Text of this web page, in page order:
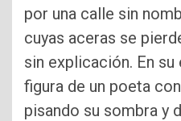
por una calle sin
cuyas aceras se
sin explicación. En
figura de un poeta
pisando su sombra y